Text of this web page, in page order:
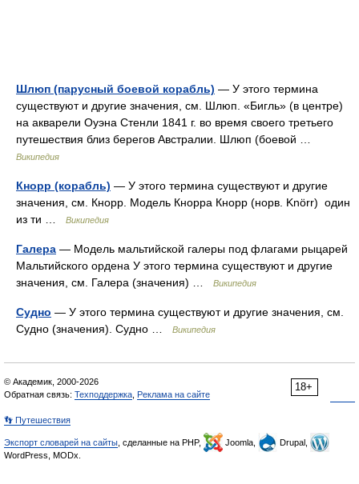
Шлюп (парусный боевой корабль) — У этого термина
существуют и другие значения, см. Шлюп. «Бигль» (в центре)
на акварели Оуэна Стенли 1841 г. во время своего третьего
путешествия близ берегов Австралии. Шлюп (боевой …
Википедия
Кнорр (корабль) — У этого термина существуют и другие
значения, см. Кнорр. Модель Кнорра Кнорр (норв. Knörr) один
из ти …
Википедия
Галера — Модель мальтийской галеры под флагами рыцарей
Мальтийского ордена У этого термина существуют и другие
значения, см. Галера (значения) …
Википедия
Судно — У этого термина существуют и другие значения, см.
Судно (значения). Судно …
Википедия
18+
© Академик, 2000-2026
Обратная связь: Техподдержка Реклама на сайте
👣 Путешествия
Экспорт словарей на сайты , сделанные на PHP, Joomla,
Drupal,
WordPress, MODx.